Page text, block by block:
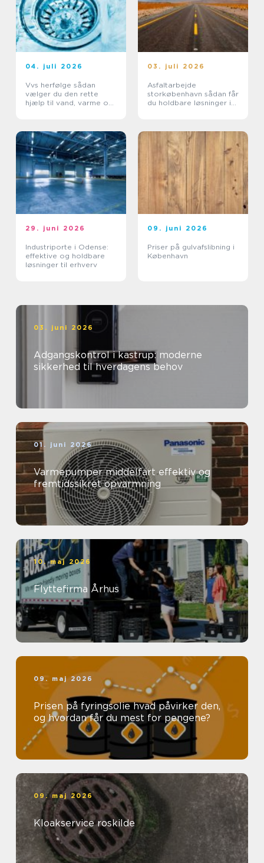
04. juli 2026
Vvs herfølge sådan
vælger du den rette
hjælp til vand, varme og
03. juli 2026
Asfaltarbejde
storkøbenhavn sådan får
du holdbare løsninger i
29. juni 2026
Industriporte i Odense:
effektive og holdbare
løsninger til erhverv
09. juni 2026
Priser på gulvafslibning i
København
03. juni 2026
Adgangskontrol i kastrup: moderne
sikkerhed til hverdagens behov
01. juni 2026
Varmepumper middelfart effektiv og
fremtidssikret opvarmning
10. maj 2026
Flyttefirma Århus
09. maj 2026
Prisen på fyringsolie hvad påvirker den,
og hvordan får du mest for pengene?
09. maj 2026
Kloakservice roskilde